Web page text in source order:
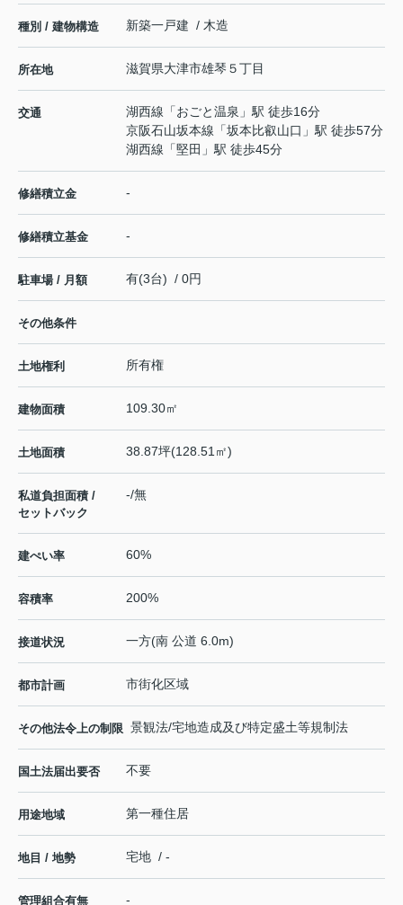
種別 / 建物構造 新築一戸建 / 木造
所在地 滋賀県大津市雄琴 ５丁目
交通 湖西線 「おごと温泉 」駅 徒歩16分
京阪石山坂本線 「坂本比叡山口 」駅 徒歩57分
湖西線 「堅田 」駅 徒歩45分
修繕積立金 -
修繕積立基金 -
駐車場 / 月額 有(3台) / 0円
その他条件
土地権利 所有権
建物面積 109.30㎡
土地面積 38.87坪(128.51㎡)
私道負担面積 /
セットバック
-/無
建ぺい率 60%
容積率 200%
接道状況 一方(南 公道 6.0m)
都市計画 市街化区域
その他法令上の制限 景観法/宅地造成及び特定盛土等規制法
国土法届出要否 不要
用途地域 第一種住居
地目 / 地勢 宅地 / -
管理組合有無 -